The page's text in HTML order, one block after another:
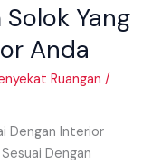
Yang
Anda
Ruangan /
Dengan Interior
Dengan